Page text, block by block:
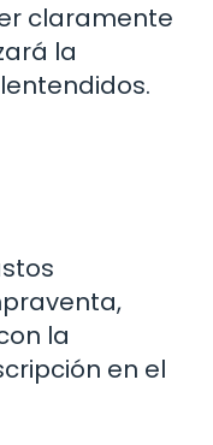
claramente
la
la
en el